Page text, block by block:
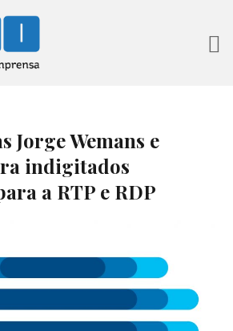
Jorge Wemans e
indigitados
a RTP e RDP